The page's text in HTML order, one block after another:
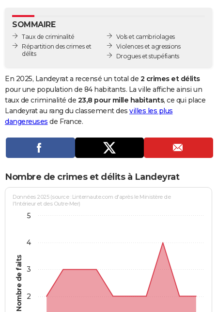
GUIDES D'ACHAT
BONS PLANS
Carte de Noël
Carte Bonne année
Carte Saint-Valentin
Carte Pâques
Carte d'anniversaire
DICTIONNAIRE
Dictionnaire
Biographies
Citations
Expressions
Proverbes
PROGRAMME TV
Se connecter
Entreprises
Service militaire
Avis de recherche
AVIS DE DÉCÈS
Bricolage
Lifestyle
Culture
Sport
Auto
Television
Voyage
Cinema
SOMMAIRE
Taux de criminalité
Répartition des crimes et
délits
Vols et cambriolages
Violences et agressions
Drogues et stupéfiants
En 2025, Landeyrat a recensé un total de 2 crimes et délits
pour une population de 84 habitants. La ville affiche ainsi un
taux de criminalité de 23,8 pour mille habitants, ce qui place
Landeyrat au rang du classement des villes les plus
dangereuses de France.
Nombre de crimes et délits à Landeyrat
Nombre de faits
Données 2025 (source : Linternaute.com d'après le Ministère de
l'Intérieur et des Outre-Mer)
2
3
4
5